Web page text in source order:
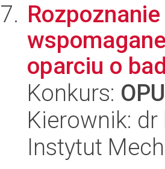
oparciu o
Konkurs:
Kierownik:
Instytut